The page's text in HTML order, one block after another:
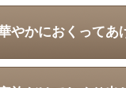
やかにおくってあ